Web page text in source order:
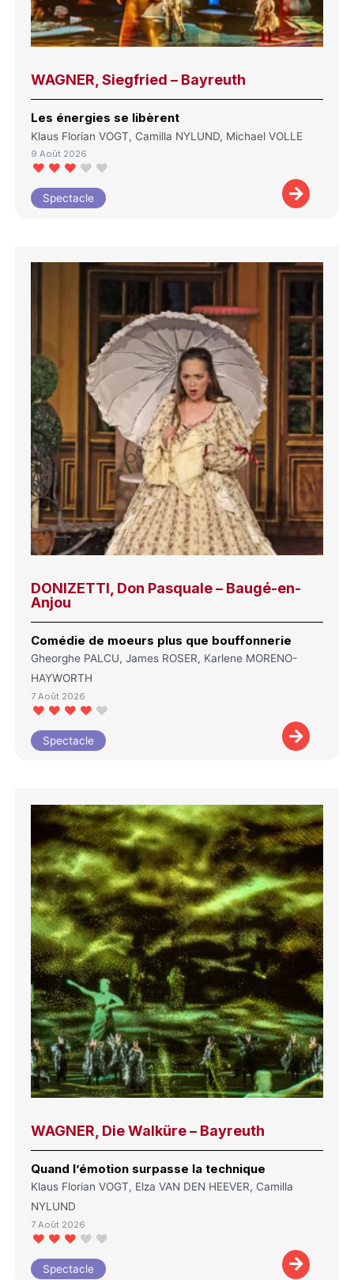
WAGNER, Siegfried – Bayreuth
Les énergies se libèrent
Klaus Florian VOGT, Camilla NYLUND, Michael VOLLE
9 Août 2026
Spectacle
DONIZETTI, Don Pasquale – Baugé-en-
Anjou
Comédie de moeurs plus que bouffonnerie
Gheorghe PALCU, James ROSER, Karlene MORENO-
HAYWORTH
7 Août 2026
Spectacle
WAGNER, Die Walküre – Bayreuth
Quand l’émotion surpasse la technique
Klaus Florian VOGT, Elza VAN DEN HEEVER, Camilla
NYLUND
7 Août 2026
Spectacle